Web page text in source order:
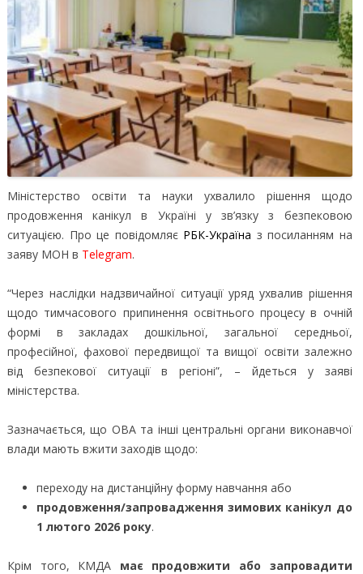
Міністерство освіти та науки ухвалило рішення щодо
продовження канікул в Україні у зв’язку з безпековою
ситуацією. Про це повідомляє РБК-Україна з посиланням на
заяву МОН в Telegram.
“Через наслідки надзвичайної ситуації уряд ухвалив рішення
щодо тимчасового припинення освітнього процесу в очній
формі в закладах дошкільної, загальної середньої,
професійної, фахової передвищої та вищої освіти залежно
від безпекової ситуації в регіоні”, – йдеться у заяві
міністерства.
Зазначається, що ОВА та інші центральні органи виконавчої
влади мають вжити заходів щодо:
переходу на дистанційну форму навчання або
продовження/запровадження зимових канікул до
1 лютого 2026 року.
Крім того, КМДА має продовжити або запровадити